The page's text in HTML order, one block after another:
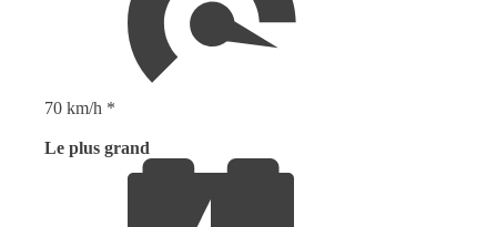
70 km/h *
Le plus grand